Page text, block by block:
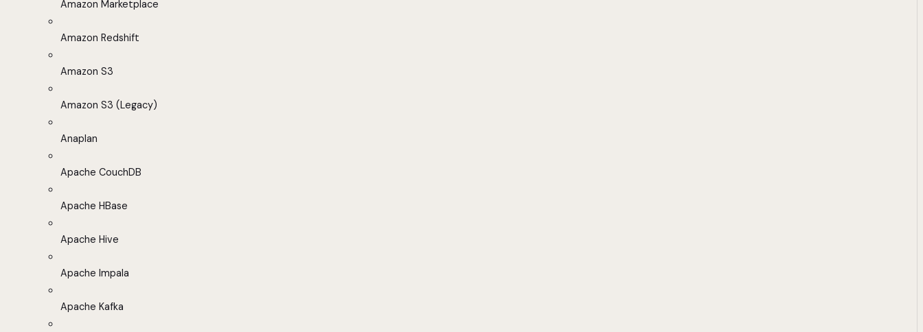
Amazon Marketplace
Amazon Redshift
Amazon S3
Amazon S3 (Legacy)
Anaplan
Apache CouchDB
Apache HBase
Apache Hive
Apache Impala
Apache Kafka